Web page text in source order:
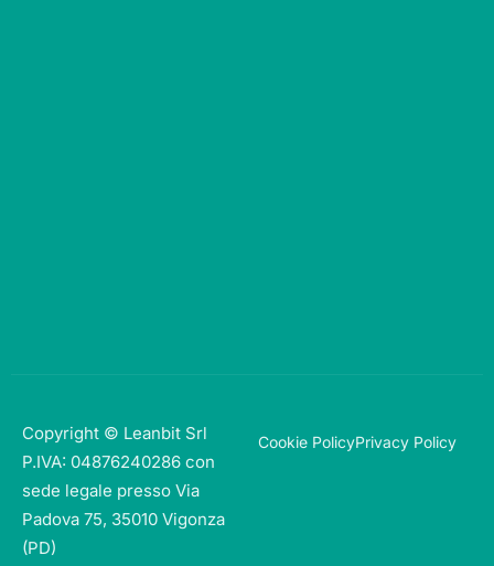
Copyright © Leanbit Srl
P.IVA: 04876240286 con
sede legale presso Via
Padova 75, 35010 Vigonza
(PD)
Cookie PolicyPrivacy Policy